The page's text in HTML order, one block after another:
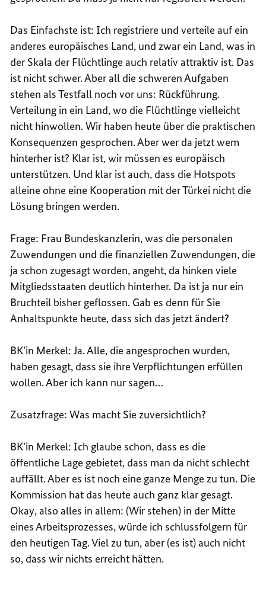
Das Einfachste ist: Ich registriere und verteile auf ein
anderes europäisches Land, und zwar ein Land, was in
der Skala der Flüchtlinge auch relativ attraktiv ist. Das
ist nicht schwer. Aber all die schweren Aufgaben
stehen als Testfall noch vor uns: Rückführung.
Verteilung in ein Land, wo die Flüchtlinge vielleicht
nicht hinwollen. Wir haben heute über die praktischen
Konsequenzen gesprochen. Aber wer da jetzt wem
hinterher ist? Klar ist, wir müssen es europäisch
unterstützen. Und klar ist auch, dass die Hotspots
alleine ohne eine Kooperation mit der Türkei nicht die
Lösung bringen werden.
Frage: Frau Bundeskanzlerin, was die personalen
Zuwendungen und die finanziellen Zuwendungen, die
ja schon zugesagt worden, angeht, da hinken viele
Mitgliedsstaaten deutlich hinterher. Da ist ja nur ein
Bruchteil bisher geflossen. Gab es denn für Sie
Anhaltspunkte heute, dass sich das jetzt ändert?
BK’in Merkel: Ja. Alle, die angesprochen wurden,
haben gesagt, dass sie ihre Verpflichtungen erfüllen
wollen. Aber ich kann nur sagen…
Zusatzfrage: Was macht Sie zuversichtlich?
BK’in Merkel: Ich glaube schon, dass es die
öffentliche Lage gebietet, dass man da nicht schlecht
auffällt. Aber es ist noch eine ganze Menge zu tun. Die
Kommission hat das heute auch ganz klar gesagt.
Okay, also alles in allem: (Wir stehen) in der Mitte
eines Arbeitsprozesses, würde ich schlussfolgern für
den heutigen Tag. Viel zu tun, aber (es ist) auch nicht
so, dass wir nichts erreicht hätten.